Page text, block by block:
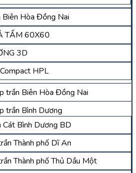
Biên Hòa Đồng Nai
TẤM 60X60
3D
HPL
trần Biên Hòa Đồng Nai
trần Bình Dương
Bình Dương BD
Thành phố Dĩ An
Thành phố Thủ Dầu Một